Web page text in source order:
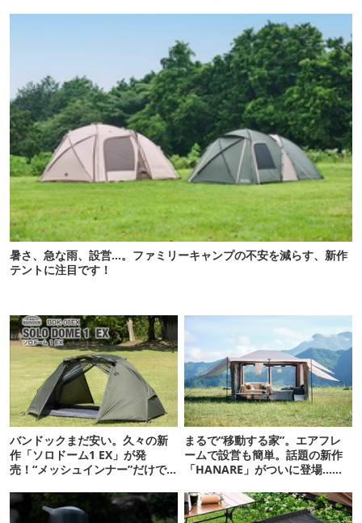
暑さ、急な雨、設営…。ファミリーキャンプの不安を減らす、新作
テントに注目です！
バンドックまだ安い。久々の新
作「ソロドーム1 EX」が発
売！“メッシュインナー”だけで
まるで“移動する家”。エアフレ
ームで設営も簡単。話題の新作
「HANARE」がついに登場…！